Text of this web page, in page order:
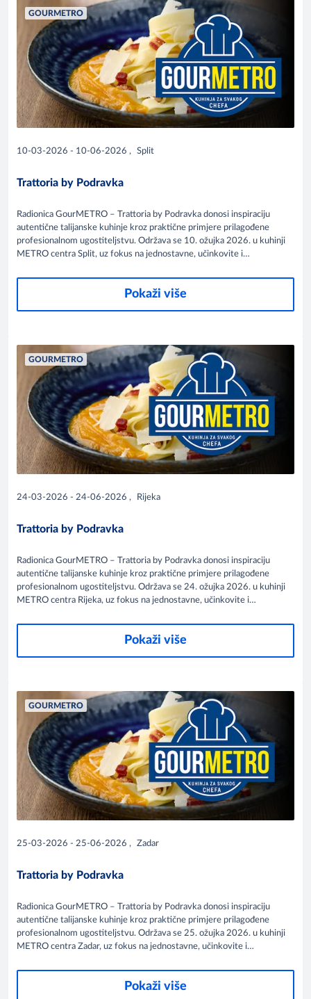
GOURMETRO
10-03-2026 - 10-06-2026 , Split
Trattoria by Podravka
Radionica GourMETRO – Trattoria by Podravka donosi inspiraciju
autentične talijanske kuhinje kroz praktične primjere prilagođene
profesionalnom ugostiteljstvu. Održava se 10. ožujka 2026. u kuhinji
METRO centra Split, uz fokus na jednostavne, učinkovite i
Pokaži više
GOURMETRO
24-03-2026 - 24-06-2026 , Rijeka
Trattoria by Podravka
Radionica GourMETRO – Trattoria by Podravka donosi inspiraciju
autentične talijanske kuhinje kroz praktične primjere prilagođene
profesionalnom ugostiteljstvu. Održava se 24. ožujka 2026. u kuhinji
METRO centra Rijeka, uz fokus na jednostavne, učinkovite i
Pokaži više
GOURMETRO
25-03-2026 - 25-06-2026 , Zadar
Trattoria by Podravka
Radionica GourMETRO – Trattoria by Podravka donosi inspiraciju
autentične talijanske kuhinje kroz praktične primjere prilagođene
profesionalnom ugostiteljstvu. Održava se 25. ožujka 2026. u kuhinji
METRO centra Zadar, uz fokus na jednostavne, učinkovite i
Pokaži više